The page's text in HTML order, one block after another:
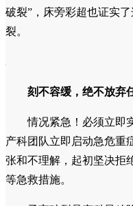
破裂”，床旁彩超也证实
裂。
刻不容缓，绝不放弃
情况紧急！必须立即
产科团队立即启动急危重
张和不理解，起初坚决拒
等急救措施。